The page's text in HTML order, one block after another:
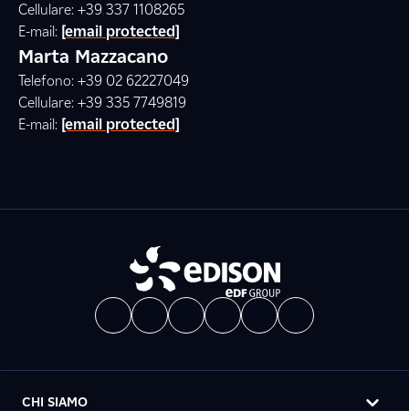
Cellulare: +39 337 1108265
E-mail: [email protected]
Marta Mazzacano
Telefono: +39 02 62227049
Cellulare: +39 335 7749819
E-mail: [email protected]
CHI SIAMO